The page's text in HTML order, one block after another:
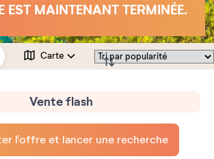
EST MAINTENANT TERMINÉE.
Carte
Vente flash
l'offre et lancer une recherche